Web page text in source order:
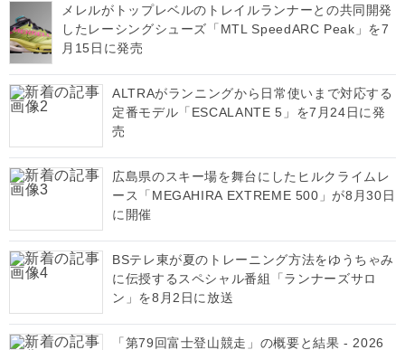
メレルがトップレベルのトレイルランナーとの共同開発
したレーシングシューズ「MTL SpeedARC Peak」を7
月15日に発売
ALTRAがランニングから日常使いまで対応する
定番モデル「ESCALANTE 5」を7月24日に発
売
広島県のスキー場を舞台にしたヒルクライムレ
ース「MEGAHIRA EXTREME 500」が8月30日
に開催
BSテレ東が夏のトレーニング方法をゆうちゃみ
に伝授するスペシャル番組「ランナーズサロ
ン」を8月2日に放送
「第79回富士登山競走」の概要と結果 - 2026